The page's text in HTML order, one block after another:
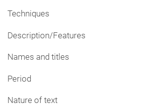
Techniques
Description/Features
Names and titles
Period
Nature of text